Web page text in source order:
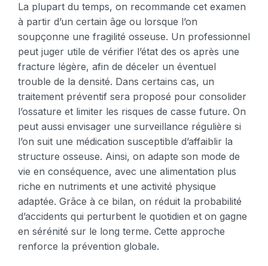
La plupart du temps, on recommande cet examen
à partir d’un certain âge ou lorsque l’on
soupçonne une fragilité osseuse. Un professionnel
peut juger utile de vérifier l’état des os après une
fracture légère, afin de déceler un éventuel
trouble de la densité. Dans certains cas, un
traitement préventif sera proposé pour consolider
l’ossature et limiter les risques de casse future. On
peut aussi envisager une surveillance régulière si
l’on suit une médication susceptible d’affaiblir la
structure osseuse. Ainsi, on adapte son mode de
vie en conséquence, avec une alimentation plus
riche en nutriments et une activité physique
adaptée. Grâce à ce bilan, on réduit la probabilité
d’accidents qui perturbent le quotidien et on gagne
en sérénité sur le long terme. Cette approche
renforce la prévention globale.